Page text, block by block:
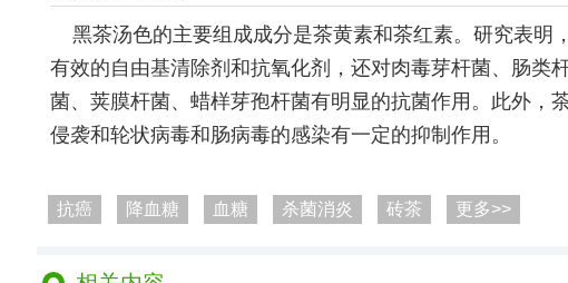
黑茶汤色的主要组成成分是茶黄素和茶红素。研究表明
有效的自由基清除剂和抗氧化剂，还对肉毒芽杆菌、肠类
菌、荚膜杆菌、蜡样芽孢杆菌有明显的抗菌作用。此外，
侵袭和轮状病毒和肠病毒的感染有一定的抑制作用。
抗癌 降血糖 血糖 杀菌消炎 砖茶 更多>>